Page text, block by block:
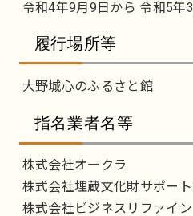
令和4年9月9日から 令和5年
履行場所等
大野城心のふるさと館
指名業者名等
株式会社オークラ
株式会社埋蔵文化財サポー
株式会社ビジネスリファイン